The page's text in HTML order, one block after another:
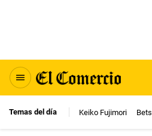
Temas del día Keiko Fujimori